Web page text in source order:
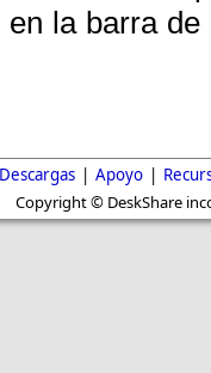
en la barra
Descargas | Apoyo |
Copyright © DeskShare